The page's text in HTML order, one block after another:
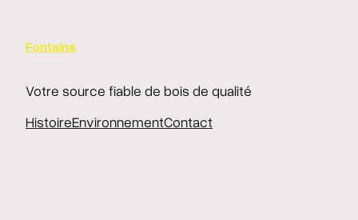
contenu
Fontaine
Votre source fiable de bois de qualité
HistoireEnvironnementContact